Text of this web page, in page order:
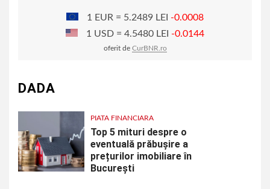
1 EUR = 5.2489 LEI -0.0008
1 USD = 4.5480 LEI -0.0144
oferit de CurBNR.ro
DADA
PIATA FINANCIARA
Top 5 mituri despre o
eventuală prăbușire a
prețurilor imobiliare în
București